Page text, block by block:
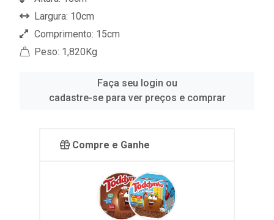
Largura: 10cm
Comprimento: 15cm
Peso: 1,820Kg
Faça seu login ou
cadastre-se para ver preços e comprar
Compre e Ganhe